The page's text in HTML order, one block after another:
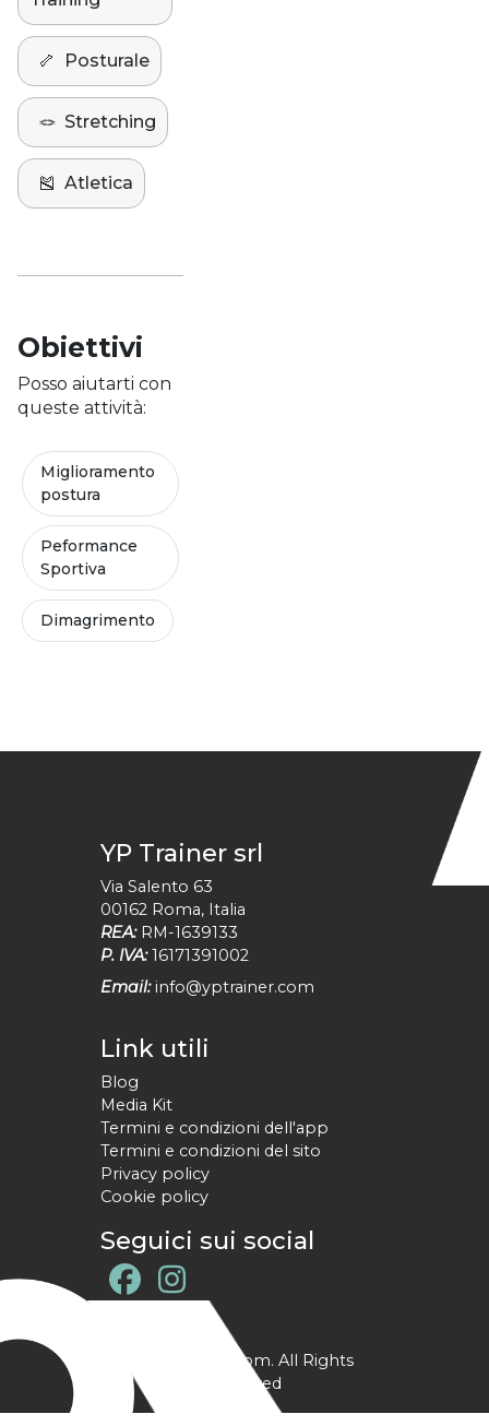
🦴 Posturale
🪢 Stretching
🎽 Atletica
Obiettivi
Posso aiutarti con
queste attività:
Miglioramento
postura
Peformance
Sportiva
Dimagrimento
YP Trainer srl
Via Salento 63
00162 Roma, Italia
REA: RM-1639133
P. IVA: 16171391002
Email: info@yptrainer.com
Link utili
Blog
Media Kit
Termini e condizioni dell'app
Termini e condizioni del sito
Privacy policy
Cookie policy
Seguici sui social
@ YPtrainer.com. All Rights
Reserved